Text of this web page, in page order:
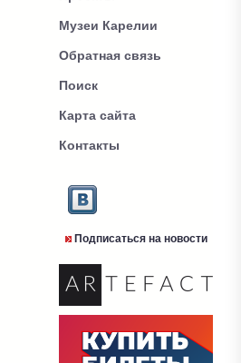
Музеи Карелии
Обратная связь
Поиск
Карта сайта
Контакты
Подписаться на новости